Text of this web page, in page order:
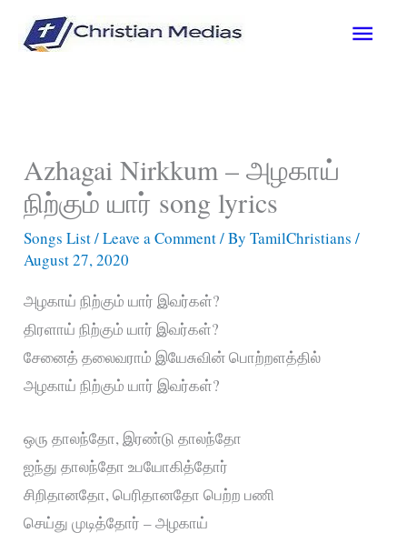
Main
Azhagai Nirkkum – அழகாய்
நிற்கும் யார் song lyrics
Songs List/Leave a Comment/ ByTamilChristians/
August 27, 2020
அழகாய் நிற்கும் யார் இவர்கள்?
திரளாய் நிற்கும் யார் இவர்கள்?
சேனைத் தலைவராம் இயேசுவின் பொற்றளத்தில்
அழகாய் நிற்கும் யார் இவர்கள்?
ஒரு தாலந்தோ, இரண்டு தாலந்தோ
ஐந்து தாலந்தோ உபயோகித்தோர்
சிறிதானதோ, பெரிதானதோ பெற்ற பணி
செய்து முடித்தோர் – அழகாய்